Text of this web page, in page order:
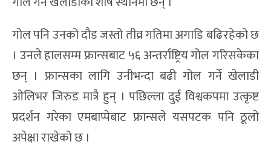
२७ वर्षीय एमबाप्पेले क्लब र देशबाट ४ सयभन्दा बढी गोल
गरिसकेका छन् । पीएसजीबाट सर्वाधिक गोल गर्ने खेलाडी
हुन्, एमबाप्पे । उनले २०१८ देखि २०२४ मा २५६ गोल गरेका
छन् । पीएसजीका लागि उनले ६ पटक फ्रान्सेली लिग–वान
जिताइसकेका छन् । स्पेनिस ला लिगा फुटबलको जारी
सिरिजमा रियल मड्रिडबाट एमबाप्पे २४ गोल गर्दै सर्वाधिक
गोल गर्ने खेलाडीको शीर्ष स्थानमा छन् ।